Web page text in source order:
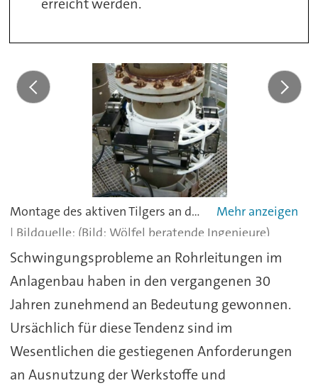
Montage des aktiven Tilgers an der Rohrleitung, Darstellung ohne Einhausung
(Bild: Wölfel beratende Ingenieure)
Schwingungsprobleme an Rohrleitungen im
Anlagenbau haben in den vergangenen 30
Jahren zunehmend an Bedeutung gewonnen.
Ursächlich für diese Tendenz sind im
Wesentlichen die gestiegenen Anforderungen
an Ausnutzung der Werkstoffe und